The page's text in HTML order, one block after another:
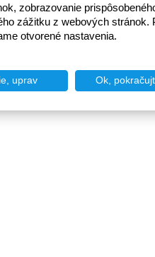
zobrazovanie
zážitku z webových stránok.
otvorené nastavenia.
uprav Ok,